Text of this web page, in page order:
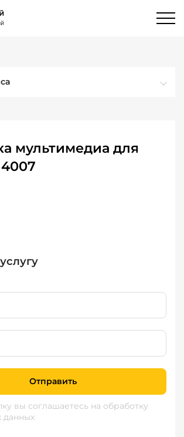
мультимедиа для
Отправить
вы соглашаетесь на обработку
данных